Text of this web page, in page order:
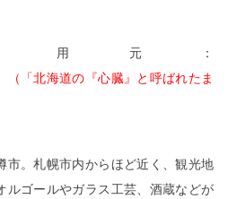
用元：
（「北海道の『心臓』と呼ばれたま
市。札幌市内からほど近く、観光地
ルゴールやガラス工芸、酒蔵などが